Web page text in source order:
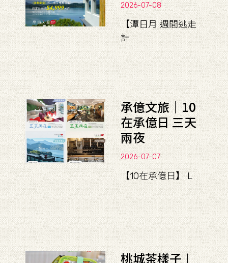
2026-07-08
【潭日月 週間逃走
計
承億文旅｜10
在承億日 三天
兩夜
2026-07-07
【10在承億日】 L
桃城茶樣子︱